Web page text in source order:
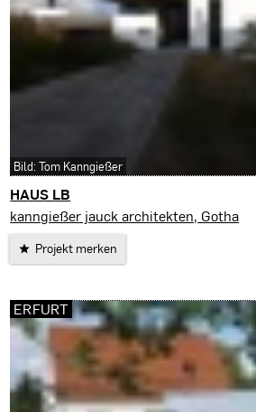
HAUS LB
Erfurt
kanngießer jauck architekten, Gotha
Projekt merken
Bild: Tom Kanngießer
ERFURT